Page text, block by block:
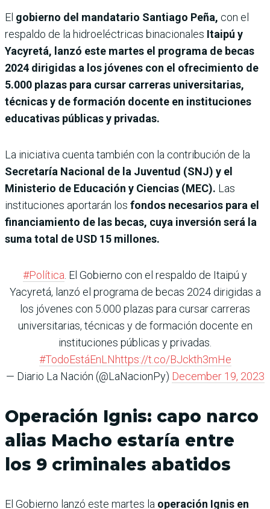
El gobierno del mandatario Santiago Peña, con el
respaldo de la hidroeléctricas binacionales Itaipú y
Yacyretá, lanzó este martes el programa de becas
2024 dirigidas a los jóvenes con el ofrecimiento de
5.000 plazas para cursar carreras universitarias,
técnicas y de formación docente en instituciones
educativas públicas y privadas.
La iniciativa cuenta también con la contribución de la
Secretaría Nacional de la Juventud (SNJ) y el
Ministerio de Educación y Ciencias (MEC). Las
instituciones aportarán los fondos necesarios para el
financiamiento de las becas, cuya inversión será la
suma total de USD 15 millones.
#Política . El Gobierno con el respaldo de Itaipú y
Yacyretá, lanzó el programa de becas 2024 dirigidas a
los jóvenes con 5.000 plazas para cursar carreras
universitarias, técnicas y de formación docente en
instituciones públicas y privadas.
#TodoEstáEnLNhttps://t.co/BJckth3mHe
— Diario La Nación (@LaNacionPy) December 19, 2023
Operación Ignis: capo narco
alias Macho estaría entre
los 9 criminales abatidos
El Gobierno lanzó este martes la operación Ignis en